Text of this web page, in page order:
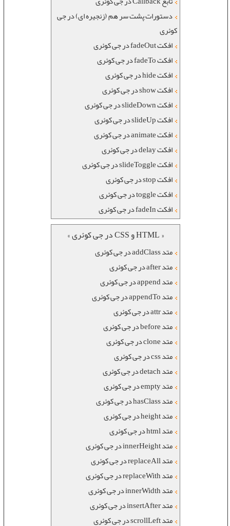
دستورات پشت سر هم (زنجیره ای) در جی
کوئری
افکت fadeOut در جی کوئری
افکت fadeTo در جی کوئری
افکت hide در جی کوئری
افکت show در جی کوئری
افکت slideDown در جی کوئری
افکت slideUp در جی کوئری
افکت animate در جی کوئری
افکت delay در جی کوئری
افکت slideToggle در جی کوئری
افکت stop در جی کوئری
افکت toggle در جی کوئری
افکت fadeIn در جی کوئری
« HTML و CSS در جی کوئری »
متد addClass در جی کوئری
متد after در جی کوئری
متد append در جی کوئری
متد appendTo در جی کوئری
متد attr در جی کوئری
متد before در جی کوئری
متد clone در جی کوئری
متد css در جی کوئری
متد detach در جی کوئری
متد empty در جی کوئری
متد hasClass در جی کوئری
متد height در جی کوئری
متد html در جی کوئری
متد innerHeight در جی کوئری
متد replaceAll در جی کوئری
متد replaceWith در جی کوئری
متد innerWidth در جی کوئری
متد insertAfter در جی کوئری
متد scrollLeft در جی کوئری